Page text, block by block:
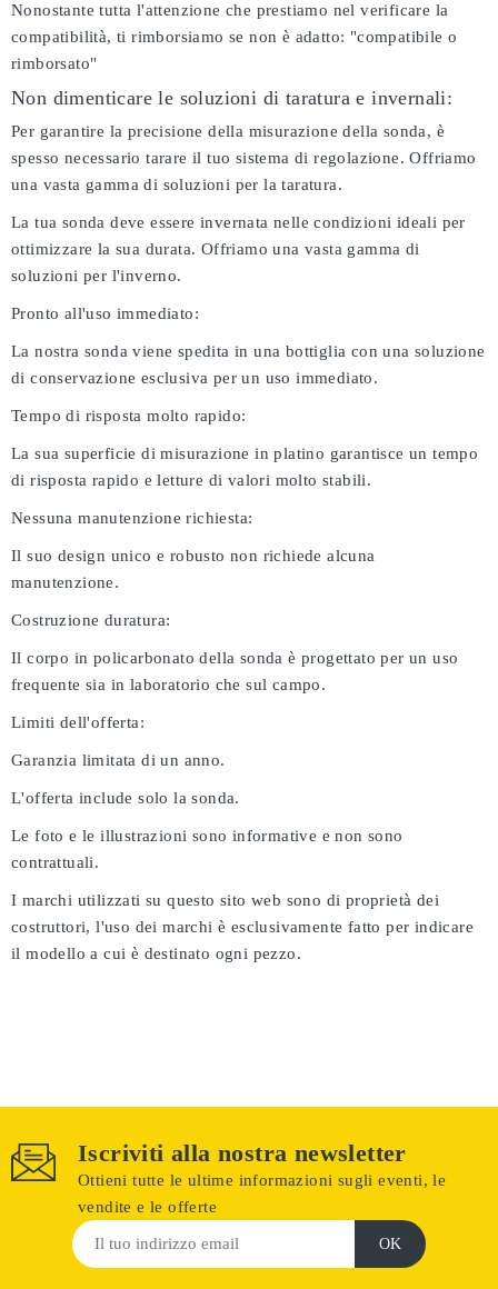
Nonostante tutta l'attenzione che prestiamo nel verificare la
compatibilità, ti rimborsiamo se non è adatto: "compatibile o
rimborsato"
Non dimenticare le soluzioni di taratura e invernali:
Per garantire la precisione della misurazione della sonda, è
spesso necessario tarare il tuo sistema di regolazione. Offriamo
una vasta gamma di soluzioni per la taratura.
La tua sonda deve essere invernata nelle condizioni ideali per
ottimizzare la sua durata. Offriamo una vasta gamma di
soluzioni per l'inverno.
Pronto all'uso immediato:
La nostra sonda viene spedita in una bottiglia con una soluzione
di conservazione esclusiva per un uso immediato.
Tempo di risposta molto rapido:
La sua superficie di misurazione in platino garantisce un tempo
di risposta rapido e letture di valori molto stabili.
Nessuna manutenzione richiesta:
Il suo design unico e robusto non richiede alcuna
manutenzione.
Costruzione duratura:
Il corpo in policarbonato della sonda è progettato per un uso
frequente sia in laboratorio che sul campo.
Limiti dell'offerta:
Garanzia limitata di un anno.
L'offerta include solo la sonda.
Le foto e le illustrazioni sono informative e non sono
contrattuali.
I marchi utilizzati su questo sito web sono di proprietà dei
costruttori, l'uso dei marchi è esclusivamente fatto per indicare
il modello a cui è destinato ogni pezzo.
Iscriviti alla nostra newsletter
Ottieni tutte le ultime informazioni sugli eventi, le
vendite e le offerte